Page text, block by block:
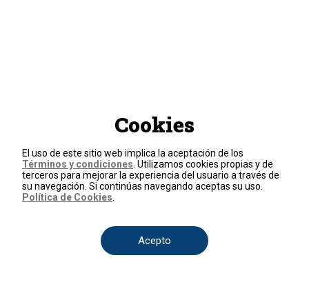
Cookies
El uso de este sitio web implica la aceptación de los
Términos y condiciones . Utilizamos cookies propias y de
terceros para mejorar la experiencia del usuario a través de
su navegación. Si continúas navegando aceptas su uso.
Política de Cookies
Acepto